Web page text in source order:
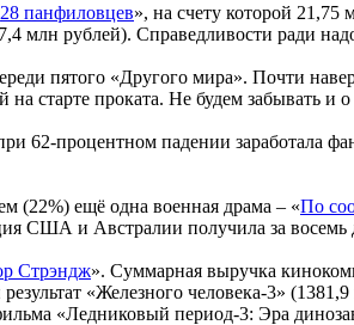
28 панфиловцев», на счету которой 21,75
млн рублей). Справедливости ради
пятого «Другого мира». Почти
старте проката. Не будем забывать и
62-процентном падении заработала
(22%) ещё одна военная драма – «По
США и Австралии получила за
Стрэндж». Суммарная выручка
«Железного человека-3»
«Ледниковый период-3: Эра